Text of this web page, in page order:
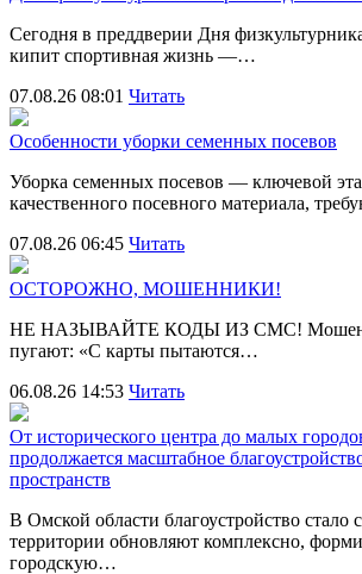
Сегодня в преддверии Дня
кипит спортивная жизнь —…
07.08.26 08:01 Читать
Особенности уборки семенных посевов
Уборка семенных посевов — ключевой
качественного посевного материала,
07.08.26 06:45 Читать
ОСТОРОЖНО, МОШЕННИКИ!
НЕ НАЗЫВАЙТЕ КОДЫ ИЗ СМС!
пугают: «С карты пытаются…
06.08.26 14:53 Читать
От исторического центра до малых
продолжается масштабное
пространств
В Омской области благоустройство стало
территории обновляют комплексно,
городскую…